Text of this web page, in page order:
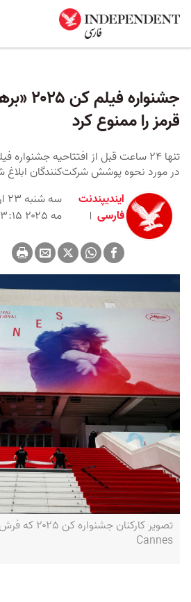
قرمز را ممنوع کرد
در مورد نحوه پوشش شر‌کت‌کنندگان ابلاغ
ایندیپندنت
فارسی
مه ۲۰۲۵ ۱۳:۱۵
تصویر
Cannes